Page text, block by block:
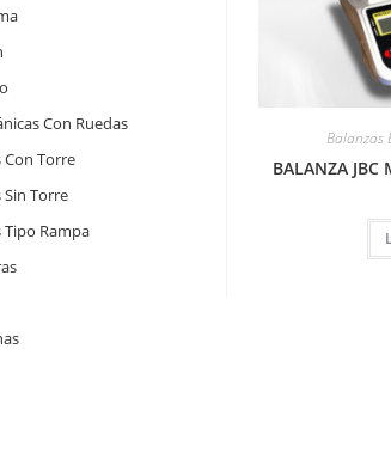
Balanzas
BALANZA JBC
Con Ruedas
Con Torre
Sin Torre
Tipo Rampa